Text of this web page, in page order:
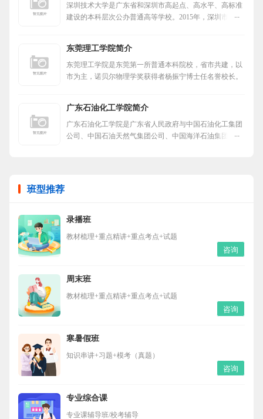
深圳技术大学是广东省和深圳市高起点、高水平、高标准
建设的本科层次公办普通高等学校。2015年，深圳市委市
东莞理工学院简介
东莞理工学院是东莞第一所普通本科院校，省市共建，以
市为主，诺贝尔物理学奖获得者杨振宁博士任名誉校长。
广东石油化工学院简介
广东石油化工学院是广东省人民政府与中国石油化工集团
公司、中国石油天然气集团公司、中国海洋石油集团有限
班型推荐
录播班
教材梳理+重点精讲+重点考点+试题
咨询
周末班
教材梳理+重点精讲+重点考点+试题
咨询
寒暑假班
知识串讲+习题+模考（真题）
咨询
专业综合课
专业课辅导班/校考辅导